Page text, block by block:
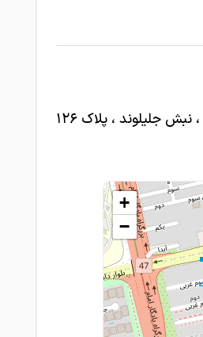
بلد
ها و روکش و ایمپلنت
1402-11-07
1402-11-05
1402-11-05
1402-11-04
تهران ، شهرک غرب ، بلوار دادمان ، نبش جلیلوند ، پلاک ۱۲۶
+
−